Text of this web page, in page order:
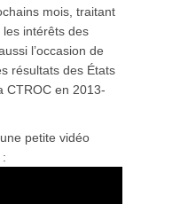
mois, traitant
intérêts des
l’occasion de
résultats des États
CTROC en 2013-
petite vidéo